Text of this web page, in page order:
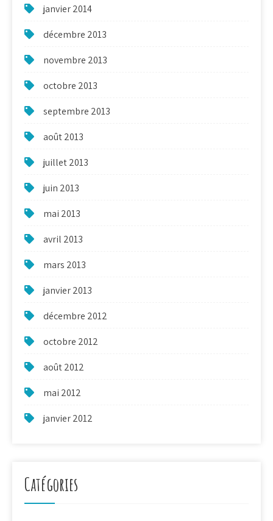
janvier 2014
décembre 2013
novembre 2013
octobre 2013
septembre 2013
août 2013
juillet 2013
juin 2013
mai 2013
avril 2013
mars 2013
janvier 2013
décembre 2012
octobre 2012
août 2012
mai 2012
janvier 2012
Catégories